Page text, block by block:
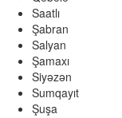
Saatlı
Şabran
Salyan
Şamaxı
Siyəzən
Sumqayıt
Şuşa